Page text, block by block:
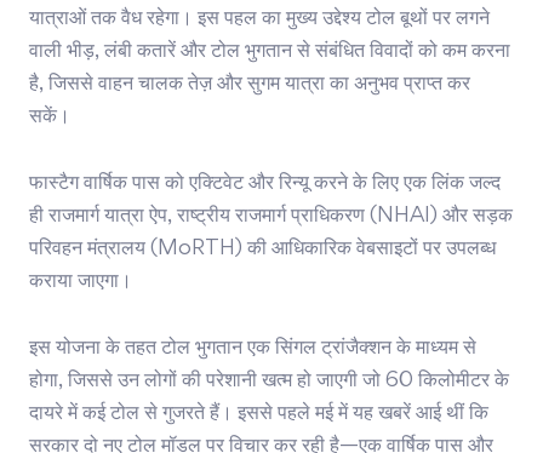
यात्राओं तक वैध रहेगा। इस पहल का मुख्य उद्देश्य टोल बूथों पर लगने
वाली भीड़, लंबी कतारें और टोल भुगतान से संबंधित विवादों को कम करना
है, जिससे वाहन चालक तेज़ और सुगम यात्रा का अनुभव प्राप्त कर
सकें।
फास्टैग वार्षिक पास को एक्टिवेट और रिन्यू करने के लिए एक लिंक जल्द
ही राजमार्ग यात्रा ऐप, राष्ट्रीय राजमार्ग प्राधिकरण (NHAI) और सड़क
परिवहन मंत्रालय (MoRTH) की आधिकारिक वेबसाइटों पर उपलब्ध
कराया जाएगा।
इस योजना के तहत टोल भुगतान एक सिंगल ट्रांजैक्शन के माध्यम से
होगा, जिससे उन लोगों की परेशानी खत्म हो जाएगी जो 60 किलोमीटर के
दायरे में कई टोल से गुजरते हैं। इससे पहले मई में यह खबरें आई थीं कि
सरकार दो नए टोल मॉडल पर विचार कर रही है—एक वार्षिक पास और